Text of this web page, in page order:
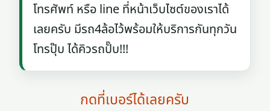
โทรศัพท์ หรือ line ที่หน้าเว็บไซต์ของเราได้
เลยครับ มีรถ4ล้อไว้พร้อมให้บริการกันทุกวัน
โทรปุ๊บ ได้คิวรถปั๊บ!!!
กดที่เบอร์ได้เลยครับ